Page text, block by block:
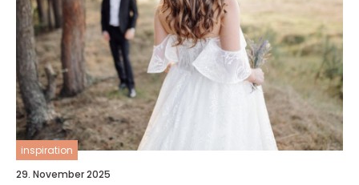
inspiration
29. November 2025